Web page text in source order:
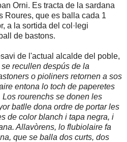
Orni. Es tracta de la sardana
Roures, que es balla cada 1
a la sortida del col·legi
de bastons.
de l'actual alcalde del poble,
recullen despús de la
o pioliners retornen a sos
entona lo toch de paperetes
rourenchs se donen les
batlle dona ordre de portar les
de color blanch i tapa negra, i
Allavòrens, lo flubiolaire fa
que se balla dos curts, dos